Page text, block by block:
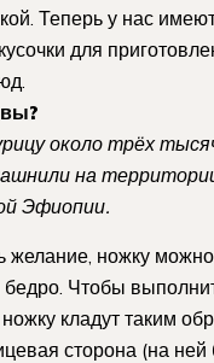
Теперь у нас
для
около трёх
на
Эфиопии.
желание, ножку
бедро. Чтобы
кладут таким
сторона (на